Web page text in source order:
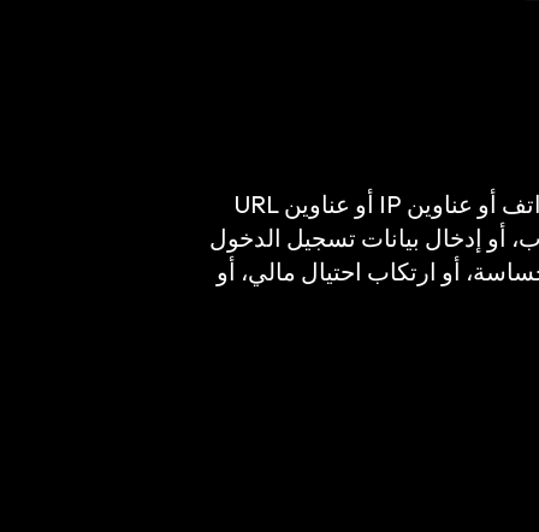
لجعل الظهور يبدو شرعيًا، يتلاعب مجرمو الإنترنت بعناوين البريد الإلكتروني أو أرقام الهواتف أو عناوين IP أو عناوين URL
أو إدخال بيانات تسجيل الدخول
أو ارتكاب احتيال مالي، أو